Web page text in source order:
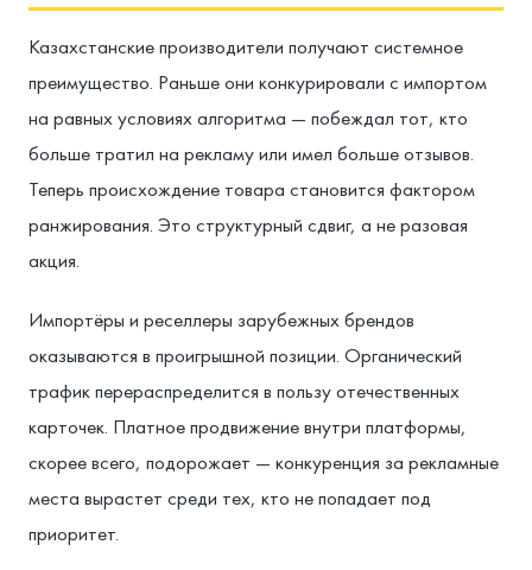
Казахстанские производители получают системное
преимущество. Раньше они конкурировали с импортом
на равных условиях алгоритма — побеждал тот, кто
больше тратил на рекламу или имел больше отзывов.
Теперь происхождение товара становится фактором
ранжирования. Это структурный сдвиг, а не разовая
акция.
Импортёры и реселлеры зарубежных брендов
оказываются в проигрышной позиции. Органический
трафик перераспределится в пользу отечественных
карточек. Платное продвижение внутри платформы,
скорее всего, подорожает — конкуренция за рекламные
места вырастет среди тех, кто не попадает под
приоритет.